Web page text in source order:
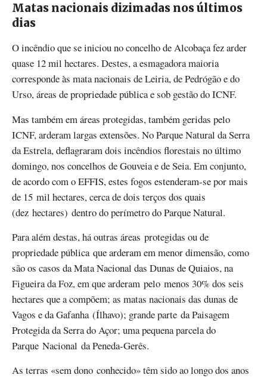
Matas nacionais dizimadas nos últimos
dias
O incêndio que se iniciou no concelho de Alcobaça fez arder
quase 12 mil hectares. Destes, a esmagadora maioria
corresponde às mata nacionais de Leiria, de Pedrógão e do
Urso, áreas de propriedade pública e sob gestão do ICNF.
Mas também em áreas protegidas, também geridas pelo
ICNF, arderam largas extensões. No Parque Natural da Serra
da Estrela, deflagraram dois incêndios florestais no último
domingo, nos concelhos de Gouveia e de Seia. Em conjunto,
de acordo com o EFFIS, estes fogos estenderam-se por mais
de 15 mil hectares, cerca de dois terços dos quais
(dez hectares) dentro do perímetro do Parque Natural.
Para além destas, há outras áreas protegidas ou de
propriedade pública que arderam em menor dimensão, como
são os casos da Mata Nacional das Dunas de Quiaios, na
Figueira da Foz, em que arderam pelo menos 30% dos seis
hectares que a compõem; as matas nacionais das dunas de
Vagos e da Gafanha (Ílhavo); grande parte da Paisagem
Protegida da Serra do Açor; uma pequena parcela do
Parque Nacional da Peneda-Gerês.
As terras «sem dono conhecido» têm sido ao longo dos anos